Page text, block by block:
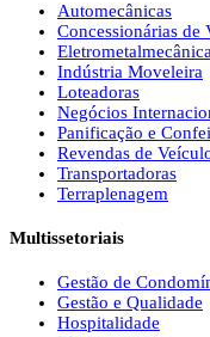
Automecânicas
Concessionárias de
Eletrometalmecânica
Indústria Moveleira
Loteadoras
Negócios
Panificação e
Revendas de
Transportadoras
Terraplenagem
Multissetoriais
Gestão de
Gestão e Qualidade
Hospitalidade